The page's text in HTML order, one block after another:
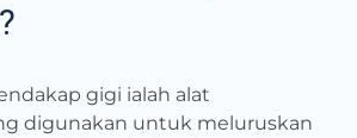
gigi ialah alat
digunakan untuk meluruskan